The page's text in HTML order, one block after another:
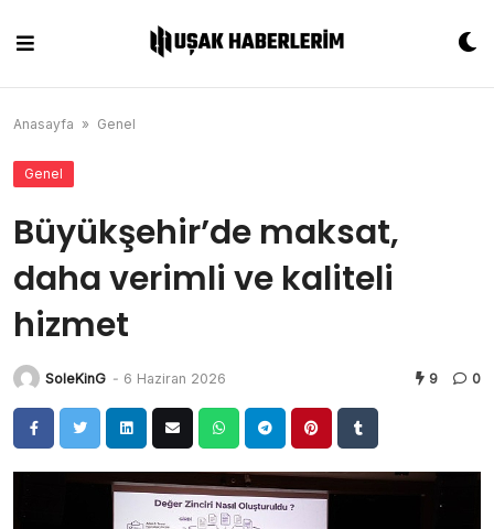
content
Anasayfa » Genel
Genel
Büyükşehir’de maksat,
daha verimli ve kaliteli
hizmet
SoleKinG - 6 Haziran 2026 9 0